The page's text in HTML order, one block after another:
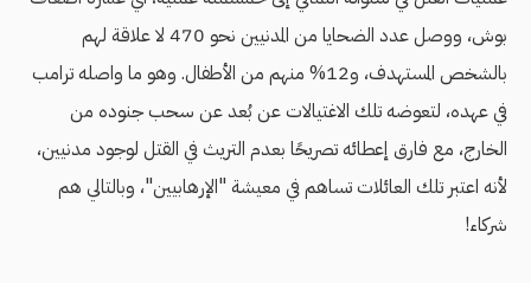
بوش، ووصل عدد الضحايا من المدنيين نحو 470 لا علاقة لهم
بالشخص المستهدف، و12% منهم من الأطفال. وهو ما واصله ترامب
في عهده، لتعوضه تلك الاغتيالات عن بُعد عن سحب جنوده من
الخارج، مع فارق إعطائه تصريحًا بعدم التريث في القتل لوجود مدنيين،
لأنه اعتبر تلك العائلات تساهم في معيشة "الإرهابيين"، وبالتالي هم
شركاء!